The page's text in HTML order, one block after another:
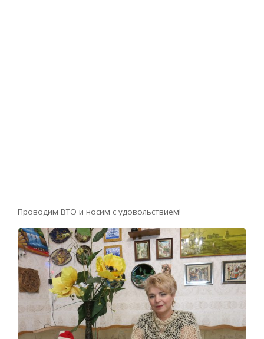
Проводим ВТО и носим с удовольствием!